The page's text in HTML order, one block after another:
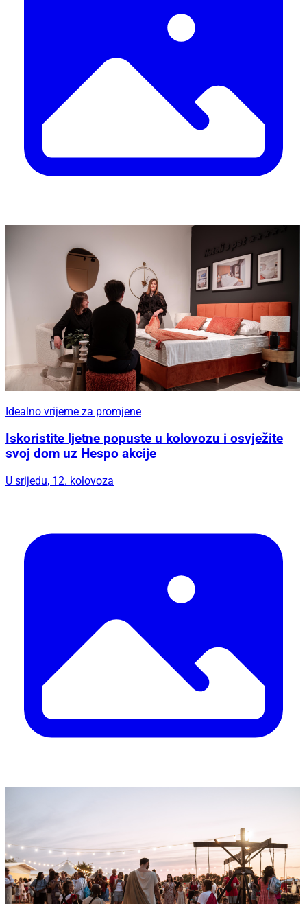
Idealno vrijeme za promjene
Iskoristite ljetne popuste u kolovozu i osvježite
svoj dom uz Hespo akcije
U srijedu, 12. kolovoza